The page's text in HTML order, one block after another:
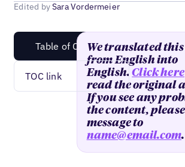
Edited bySara Vordermeier
Table of Content
TOC link
We translated
from English into
English.Click here
read the original
If you see any
the content,
message to
name@email.com.